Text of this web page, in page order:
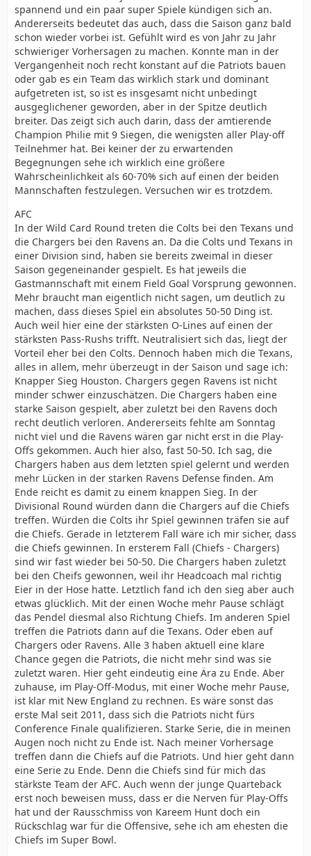
spannend und ein paar super Spiele kündigen sich an.
Andererseits bedeutet das auch, dass die Saison ganz bald
schon wieder vorbei ist. Gefühlt wird es von Jahr zu Jahr
schwieriger Vorhersagen zu machen. Konnte man in der
Vergangenheit noch recht konstant auf die Patriots bauen
oder gab es ein Team das wirklich stark und dominant
aufgetreten ist, so ist es insgesamt nicht unbedingt
ausgeglichener geworden, aber in der Spitze deutlich
breiter. Das zeigt sich auch darin, dass der amtierende
Champion Philie mit 9 Siegen, die wenigsten aller Play-off
Teilnehmer hat. Bei keiner der zu erwartenden
Begegnungen sehe ich wirklich eine größere
Wahrscheinlichkeit als 60-70% sich auf einen der beiden
Mannschaften festzulegen. Versuchen wir es trotzdem.
AFC
In der Wild Card Round treten die Colts bei den Texans und
die Chargers bei den Ravens an. Da die Colts und Texans in
einer Division sind, haben sie bereits zweimal in dieser
Saison gegeneinander gespielt. Es hat jeweils die
Gastmannschaft mit einem Field Goal Vorsprung gewonnen.
Mehr braucht man eigentlich nicht sagen, um deutlich zu
machen, dass dieses Spiel ein absolutes 50-50 Ding ist.
Auch weil hier eine der stärksten O-Lines auf einen der
stärksten Pass-Rushs trifft. Neutralisiert sich das, liegt der
Vorteil eher bei den Colts. Dennoch haben mich die Texans,
alles in allem, mehr überzeugt in der Saison und sage ich:
Knapper Sieg Houston. Chargers gegen Ravens ist nicht
minder schwer einzuschätzen. Die Chargers haben eine
starke Saison gespielt, aber zuletzt bei den Ravens doch
recht deutlich verloren. Andererseits fehlte am Sonntag
nicht viel und die Ravens wären gar nicht erst in die Play-
Offs gekommen. Auch hier also, fast 50-50. Ich sag, die
Chargers haben aus dem letzten spiel gelernt und werden
mehr Lücken in der starken Ravens Defense finden. Am
Ende reicht es damit zu einem knappen Sieg. In der
Divisional Round würden dann die Chargers auf die Chiefs
treffen. Würden die Colts ihr Spiel gewinnen träfen sie auf
die Chiefs. Gerade in letzterem Fall wäre ich mir sicher, dass
die Chiefs gewinnen. In ersterem Fall (Chiefs - Chargers)
sind wir fast wieder bei 50-50. Die Chargers haben zuletzt
bei den Cheifs gewonnen, weil ihr Headcoach mal richtig
Eier in der Hose hatte. Letztlich fand ich den sieg aber auch
etwas glücklich. Mit der einen Woche mehr Pause schlägt
das Pendel diesmal also Richtung Chiefs. Im anderen Spiel
treffen die Patriots dann auf die Texans. Oder eben auf
Chargers oder Ravens. Alle 3 haben aktuell eine klare
Chance gegen die Patriots, die nicht mehr sind was sie
zuletzt waren. Hier geht eindeutig eine Ära zu Ende. Aber
zuhause, im Play-Off-Modus, mit einer Woche mehr Pause,
ist klar mit New England zu rechnen. Es wäre sonst das
erste Mal seit 2011, dass sich die Patriots nicht fürs
Conference Finale qualifizieren. Starke Serie, die in meinen
Augen noch nicht zu Ende ist. Nach meiner Vorhersage
treffen dann die Chiefs auf die Patriots. Und hier geht dann
eine Serie zu Ende. Denn die Chiefs sind für mich das
stärkste Team der AFC. Auch wenn der junge Quarteback
erst noch beweisen muss, dass er die Nerven für Play-Offs
hat und der Rausschmiss von Kareem Hunt doch ein
Rückschlag war für die Offensive, sehe ich am ehesten die
Chiefs im Super Bowl.